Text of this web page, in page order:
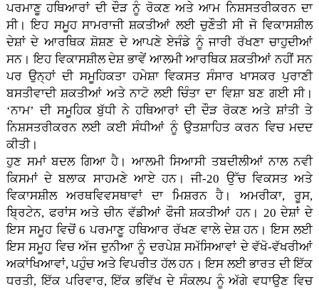
ਪਰਮਾਣੂ ਹਥਿਆਰਾਂ ਦੀ ਦੌੜ ਨੂੰ ਰੋਕਣ ਅਤੇ ਆਮ ਨਿਸ਼ਸਤਰੀਕਰਨ ਦਾ
ਸੀ। ਇਹ ਸਮੂਹ ਸਾਮਰਾਜੀ ਸ਼ਕਤੀਆਂ ਲਈ ਚੁਣੌਤੀ ਸੀ ਜੋ ਵਿਕਾਸਸ਼ੀਲ
ਦੇਸ਼ਾਂ ਦੇ ਆਰਥਿਕ ਸ਼ੋਸ਼ਣ ਦੇ ਆਪਣੇ ਏਜੰਡੇ ਨੂੰ ਜਾਰੀ ਰੱਖਣਾ ਚਾਹੁਦੀਆਂ
ਸਨ। ਇਹ ਵਿਕਾਸਸ਼ੀਲ ਦੇਸ਼ ਭਾਵੇਂ ਆਲਮੀ ਆਰਥਿਕ ਸ਼ਕਤੀਆਂ ਨਹੀਂ ਸਨ
ਪਰ ਉਨ੍ਹਾਂ ਦੀ ਸਮੂਹਿਕਤਾ ਹਮੇਸ਼ਾ ਵਿਕਸਤ ਸੰਸਾਰ ਖਾਸਕਰ ਪੁਰਾਣੀ
ਬਸਤੀਵਾਦੀ ਸ਼ਕਤੀਆਂ ਅਤੇ ਨਾਟੋ ਲਈ ਚਿੰਤਾ ਦਾ ਵਿਸ਼ਾ ਬਣ ਗਈ ਸੀ।
‘ਨਾਮ’ ਦੀ ਸਮੂਹਿਕ ਬੁੱਧੀ ਨੇ ਹਥਿਆਰਾਂ ਦੀ ਦੌੜ ਰੋਕਣ ਅਤੇ ਸ਼ਾਂਤੀ ਤੇ
ਨਿਸ਼ਸਤਰੀਕਰਨ ਲਈ ਕਈ ਸੰਧੀਆਂ ਨੂੰ ਉਤਸ਼ਾਹਿਤ ਕਰਨ ਵਿਚ ਮਦਦ
ਕੀਤੀ।
ਹੁਣ ਸਮਾਂ ਬਦਲ ਗਿਆ ਹੈ। ਆਲਮੀ ਸਿਆਸੀ ਤਬਦੀਲੀਆਂ ਨਾਲ ਨਵੀ
ਕਿਸਮਾਂ ਦੇ ਬਲਾਕ ਸਾਹਮਣੇ ਆਏ ਹਨ। ਜੀ-20 ਉੱਚ ਵਿਕਸਤ ਅਤੇ
ਵਿਕਾਸਸ਼ੀਲ ਅਰਥਵਿਵਸਥਾਵਾਂ ਦਾ ਮਿਸ਼ਰਨ ਹੈ। ਅਮਰੀਕਾ, ਰੂਸ,
ਬ੍ਰਿਟੇਨ, ਫਰਾਂਸ ਅਤੇ ਚੀਨ ਵੱਡੀਆਂ ਫੌਜੀ ਸ਼ਕਤੀਆਂ ਹਨ। 20 ਦੇਸ਼ਾਂ ਦੇ
ਇਸ ਸਮੂਹ ਵਿਚੋਂ 6 ਪਰਮਾਣੂ ਹਥਿਆਰ ਰੱਖਣ ਵਾਲੇ ਦੇਸ਼ ਹਨ। ਇਸ ਲਈ
ਇਸ ਸਮੂਹ ਵਿਚ ਅੱਜ ਦੁਨੀਆ ਨੂੰ ਦਰਪੇਸ਼ ਸਮੱਸਿਆਵਾਂ ਦੇ ਵੱਖੋ-ਵੱਖਰੀਆਂ
ਅਕਾਂਖਿਆਵਾਂ, ਪਹੁੰਚ ਅਤੇ ਵਿਪਰੀਤ ਹੱਲ ਹਨ। ਇਸ ਲਈ ਭਾਰਤ ਦੀ ਇੱਕ
ਧਰਤੀ, ਇੱਕ ਪਰਿਵਾਰ, ਇੱਕ ਭਵਿੱਖ ਦੇ ਸੰਕਲਪ ਨੂੰ ਅੱਗੇ ਵਧਾਉਣ ਵਿਚ